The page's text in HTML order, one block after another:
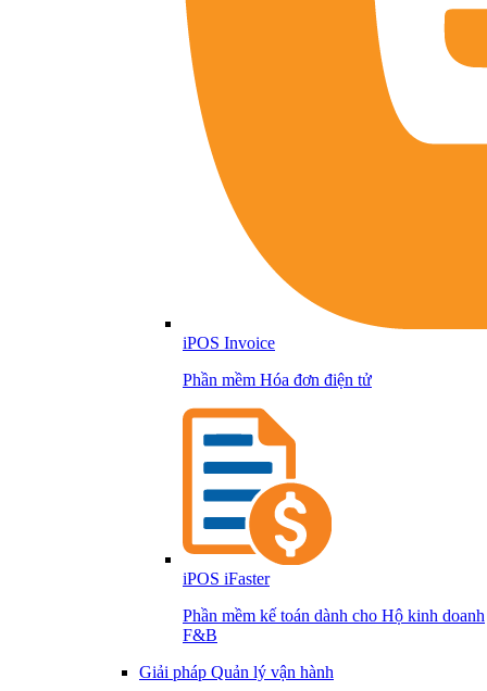
iPOS Invoice
Phần mềm Hóa đơn điện tử
iPOS iFaster
Phần mềm kế toán dành cho Hộ kinh doanh
F&B
Giải pháp Quản lý vận hành